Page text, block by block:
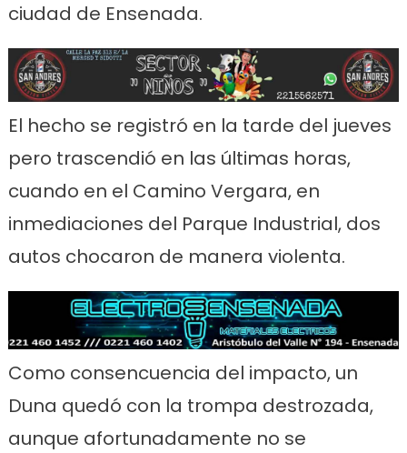
ciudad de Ensenada.
El hecho se registró en la tarde del jueves
pero trascendió en las últimas horas,
cuando en el Camino Vergara, en
inmediaciones del Parque Industrial, dos
autos chocaron de manera violenta.
Como consencuencia del impacto, un
Duna quedó con la trompa destrozada,
aunque afortunadamente no se